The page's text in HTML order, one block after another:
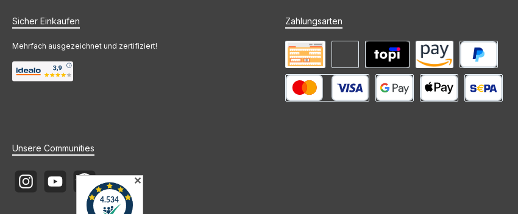
Sicher Einkaufen
Mehrfach ausgezeichnet und zertifiziert!
Zahlungsarten
PayPal
Mieten mit topi Amazon Pay
Vorkasse Rechnung (Zahlungsziel)
Unsere Communities
Instagram YouTube Newsletter ✕